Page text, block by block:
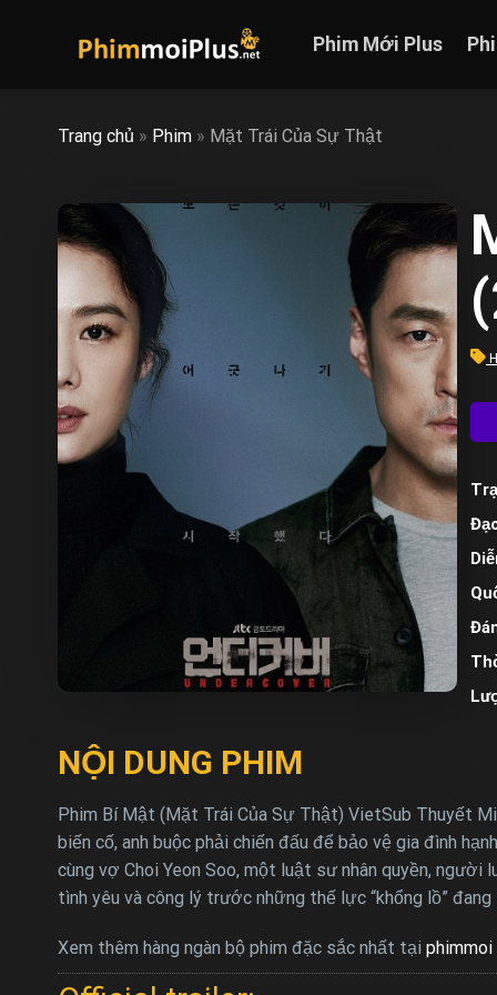
Phim Mới Plus
Trang chủ » Phim » Mặt Trái Của Sự Thật
NỘI DUNG PHIM
Phim Bí Mật (Mặt Trái Của Sự Thật) VietSub Thuyết
biến cố, anh buộc phải chiến đấu để bảo vệ gia đình
cùng vợ Choi Yeon Soo, một luật sư nhân quyền,
tình yêu và công lý trước những thế lực “khổng lồ”
Xem thêm hàng ngàn bộ phim đặc sắc nhất tại phimmoi